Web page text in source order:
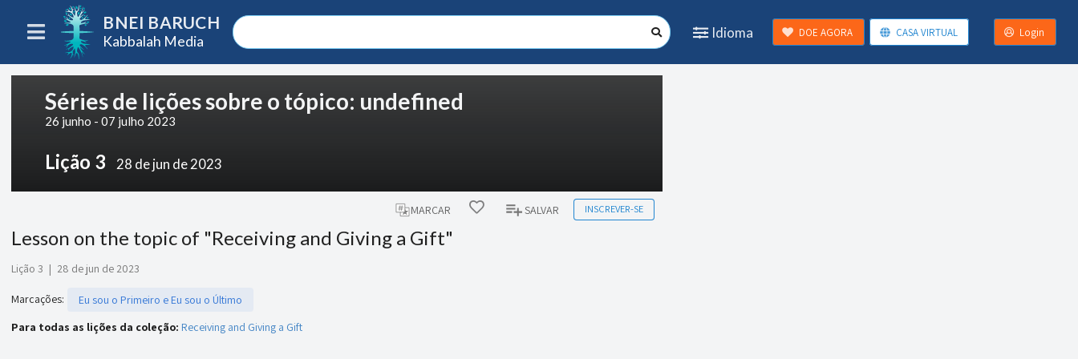
BNEI BARUCH
Kabbalah Media
Idioma DOE AGORA CASA VIRTUAL Login
Séries de lições sobre o tópico: undefined
26 junho - 07 julho 2023
Lição 3 28 de jun de 2023
MARCAR SALVAR INSCREVER-SE
Lesson on the topic of "Receiving and Giving a Gift"
Lição 3 | 28 de jun de 2023
Marcações:
Eu sou o Primeiro e Eu sou o Último
Para todas as lições da coleção: Receiving and Giving a Gift